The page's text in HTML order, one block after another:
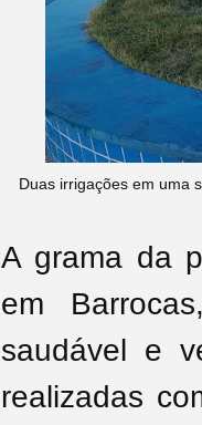
Duas irrigações em uma
A grama da
em
saudável e
realizadas